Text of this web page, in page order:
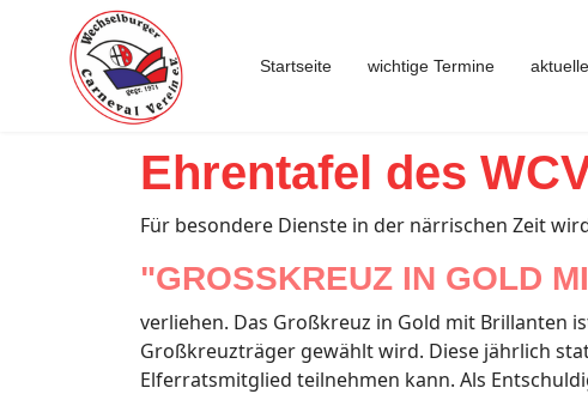
Startseite wichtige Termine
Ehrentafel des
Für besondere Dienste in der närrischen Zeit
"GROSSKREUZ IN GOLD
verliehen. Das Großkreuz in Gold mit Brillanten
Großkreuzträger gewählt wird. Diese jährlich
Elferratsmitglied teilnehmen kann. Als